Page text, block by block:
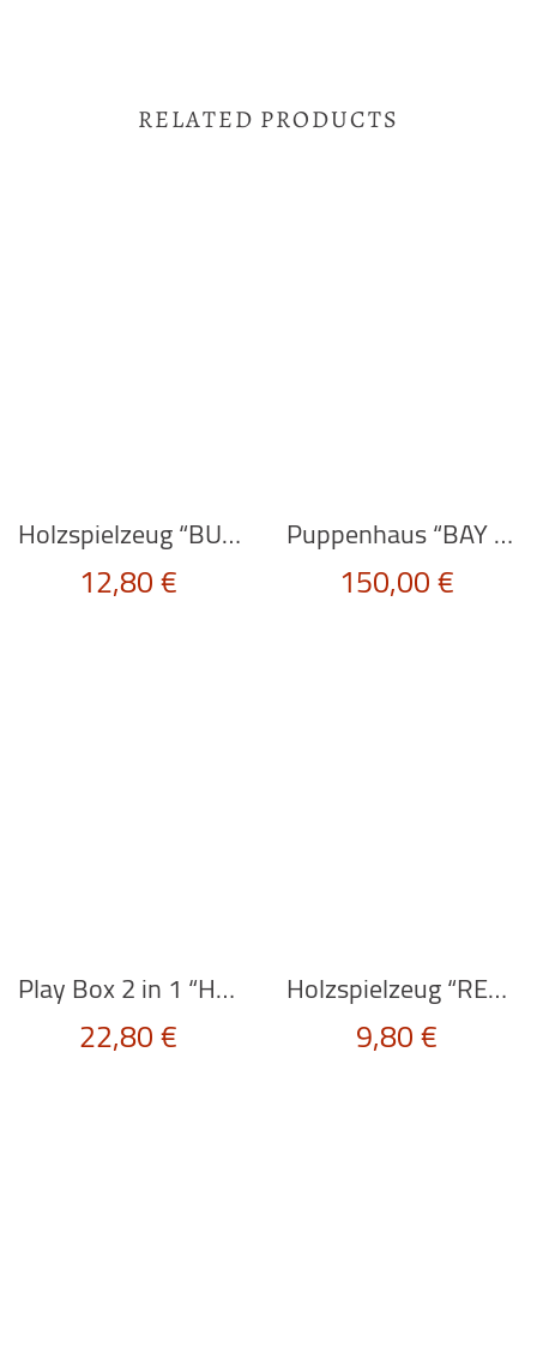
RELATED PRODUCTS
Holzspielzeug “BUS” in grün von BAJO
12,80€
Puppenhaus “BAY TREE HOUSE” von Le Toy Van
150,00€
Play Box 2 in 1 “HOSPITAL” von Scratch Europe
22,80€
Holzspielzeug “RENNWAGEN” in rot von BAJO
9,80€